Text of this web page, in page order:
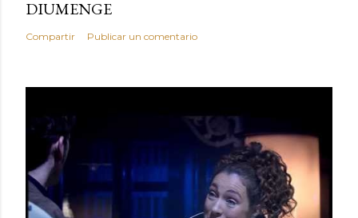
DIUMENGE
Compartir Publicar un comentario